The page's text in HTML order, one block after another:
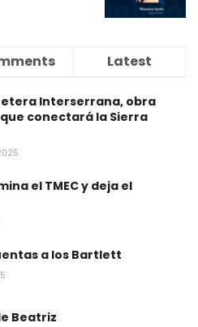
Latest
Interserrana, obra
conectará la Sierra
el TMEC y deja el
a los Bartlett
Beatriz